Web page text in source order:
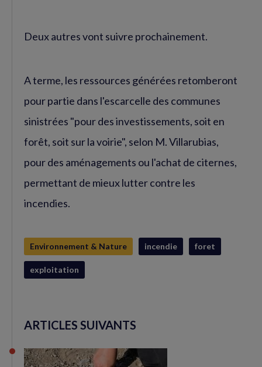
Deux autres vont suivre prochainement.
A terme, les ressources générées retomberont
pour partie dans l'escarcelle des communes
sinistrées "pour des investissements, soit en
forêt, soit sur la voirie", selon M. Villarubias,
pour des aménagements ou l'achat de citernes,
permettant de mieux lutter contre les
incendies.
Environnement & Nature incendie foret
exploitation
ARTICLES SUIVANTS